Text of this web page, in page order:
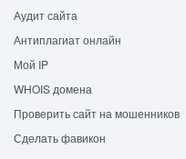
Аудит сайта
Антиплагиат онлайн
Мой IP
WHOIS домена
Проверить сайт на мошенников
Сделать фавикон